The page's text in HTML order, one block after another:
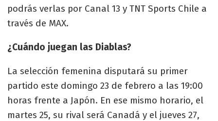
podrás verlas por Canal 13 y TNT Sports Chile a
través de MAX.
¿Cuándo juegan las Diablas?
La selección femenina disputará su primer
partido este domingo 23 de febrero a las 19:00
horas frente a Japón. En ese mismo horario, el
martes 25, su rival será Canadá y el jueves 27,